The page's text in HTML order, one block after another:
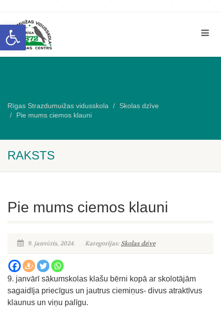
Open toolbar
Rīgas Strazdumuižas vidusskola
Skolas dzīve
Pie mums ciemos klauni
RAKSTS
Pie mums ciemos klauni
9. janvāris, 2024. Kategorijas:Skolas dzīve
9. janvārī sākumskolas klašu bērni kopā ar skolotājām
sagaidīja priecīgus un jautrus ciemiņus- divus atraktīvus
klaunus un viņu palīgu.